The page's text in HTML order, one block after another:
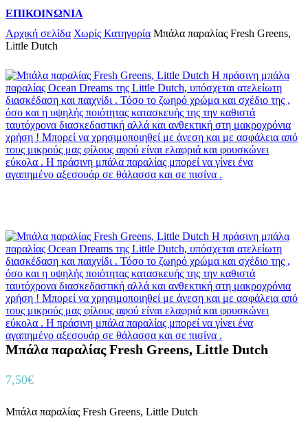
ΕΠΙΚΟΙΝΩΝΙΑ
Αρχική σελίδα Χωρίς Κατηγορία Μπάλα παραλίας Fresh Greens,
Little Dutch
Μπάλα παραλίας Fresh Greens, Little Dutch
7,50€
Μπάλα παραλίας Fresh Greens, Little Dutch